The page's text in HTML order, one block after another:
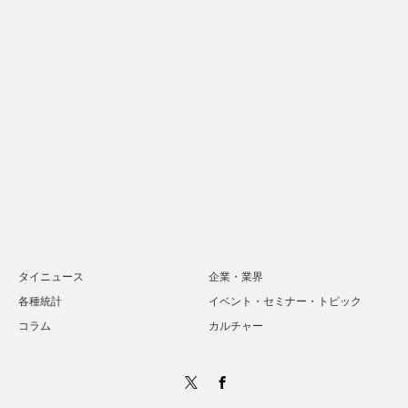
タイニュース
企業・業界
各種統計
イベント・セミナー・トピック
コラム
カルチャー